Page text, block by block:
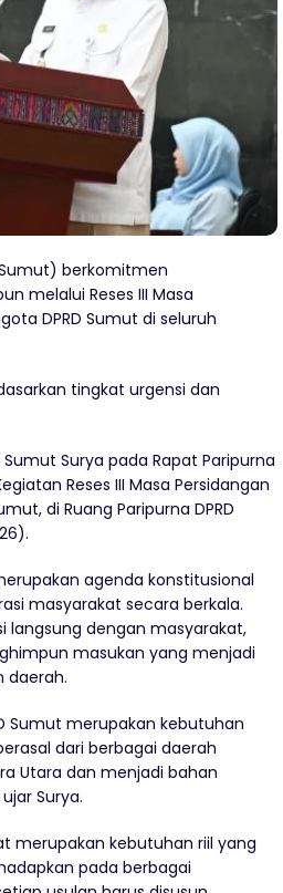
berkomitmen
melalui Reses III Masa
DPRD Sumut di seluruh
tingkat urgensi dan
Surya pada Rapat Paripurna
Reses III Masa Persidangan
di Ruang Paripurna DPRD
agenda konstitusional
masyarakat secara berkala.
langsung dengan masyarakat,
masukan yang menjadi
daerah.
Sumut merupakan kebutuhan
dari berbagai daerah
Utara dan menjadi bahan
Surya.
merupakan kebutuhan riil yang
pada berbagai